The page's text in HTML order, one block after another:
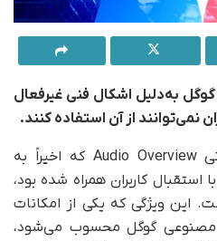
گوگل به‌دلیل اشکال فنی غیرفعال
نمی‌توانند از آن استفاده کنند.
به گزارش تک‌ناک، ابزار صوتی Audio Overview که اخیراً به
استقبال کاربران همراه شده بود،
این ویژگی که یکی از امکانات
گوگل محسوب می‌شود،